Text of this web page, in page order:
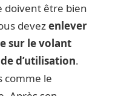
doivent être bien
devezenlever
sur le volant
d’utilisation.
comme le